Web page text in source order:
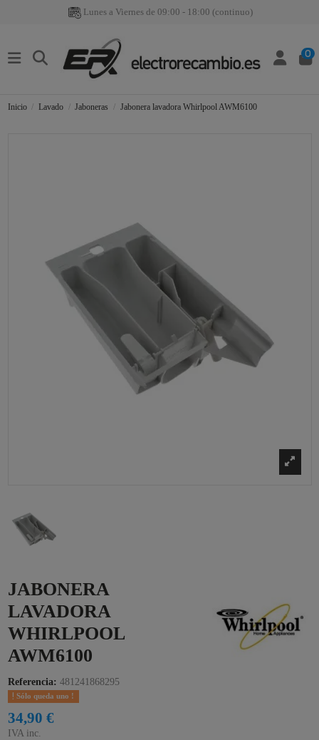
Lunes a Viernes de 09:00 - 18:00 (continuo)
0
Inicio Lavado Jaboneras Jabonera lavadora Whirlpool AWM6100
JABONERA
LAVADORA
WHIRLPOOL
AWM6100
Referencia: 481241868295
Sólo queda uno !
34,90 €
IVA inc.